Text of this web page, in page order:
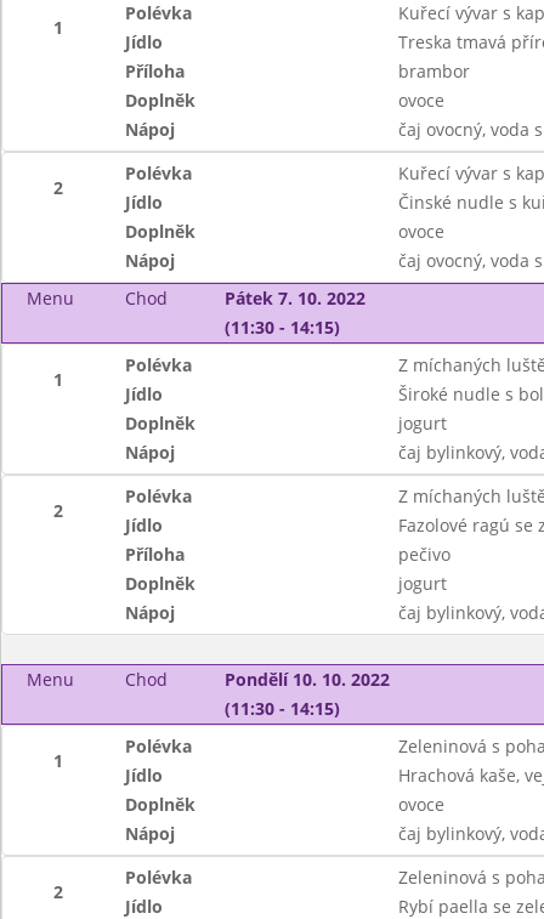
1
Polévka
Kuřecí vývar s
Jídlo
Treska tmavá
Příloha
brambor
Doplněk
ovoce
Nápoj
čaj ovocný, voda
2
Polévka
Kuřecí vývar s
Jídlo
Činské nudle s
Doplněk
ovoce
Nápoj
čaj ovocný, voda
Menu
Chod
Pátek 7. 10. 2022
(11:30 - 14:15)
1
Polévka
Z míchaných
Jídlo
Široké nudle s
Doplněk
jogurt
Nápoj
čaj bylinkový,
2
Polévka
Z míchaných
Jídlo
Fazolové ragú se
Příloha
pečivo
Doplněk
jogurt
Nápoj
čaj bylinkový,
Menu Chod
Pondělí 10. 10. 2022
(11:30 - 14:15)
1
Polévka
Zeleninová s
Jídlo
Hrachová kaše,
Doplněk
ovoce
Nápoj
čaj bylinkový,
2
Polévka
Zeleninová s
Jídlo
Rybí paella se